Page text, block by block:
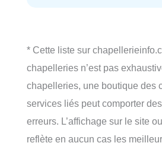
* Cette liste sur
chapelleries n’est pas
chapelleries, une boutique des
services liés peut comporter
erreurs. L’affichage sur le site
reflète en aucun cas les